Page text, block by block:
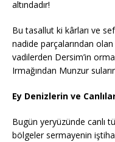
altındadır!
Bu tasallut ki kârları ve
nadide parçalarından
vadilerden Dersim’in
Irmağından Munzur
Ey Denizlerin ve
Bugün yeryüzünde canlı
bölgeler sermayenin